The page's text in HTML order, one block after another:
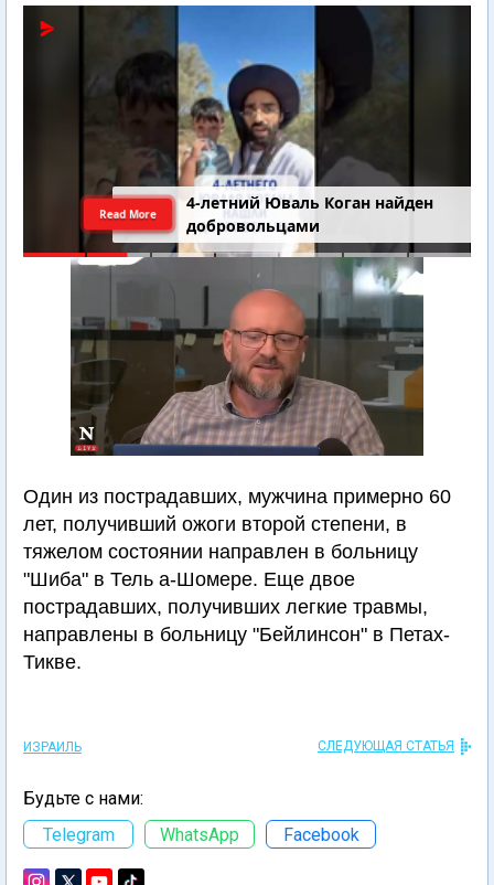
4-летний Юваль Коган найден
добровольцами
Read More
Один из пострадавших, мужчина примерно 60
лет, получивший ожоги второй степени, в
тяжелом состоянии направлен в больницу
"Шиба" в Тель а-Шомере. Еще двое
пострадавших, получивших легкие травмы,
направлены в больницу "Бейлинсон" в Петах-
Тикве.
ИЗРАИЛЬ СЛЕДУЮЩАЯ СТАТЬЯ
Будьте с нами:
Telegram
WhatsApp Facebook